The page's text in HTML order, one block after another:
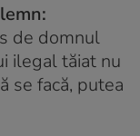
de domnul
ilegal tăiat nu
se facă, putea